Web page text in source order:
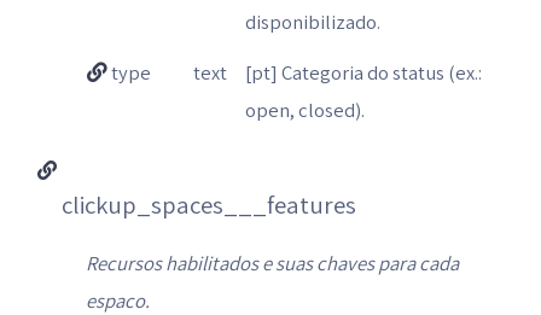
disponibilizado.
type
text
[pt] Categoria do status (ex.:
open, closed).
clickup_spaces___features
Recursos habilitados e suas chaves para cada
espaco.